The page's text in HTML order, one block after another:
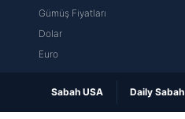
Gümüş Fiyatları
Dolar
Euro
Sabah USA Daily Sabah